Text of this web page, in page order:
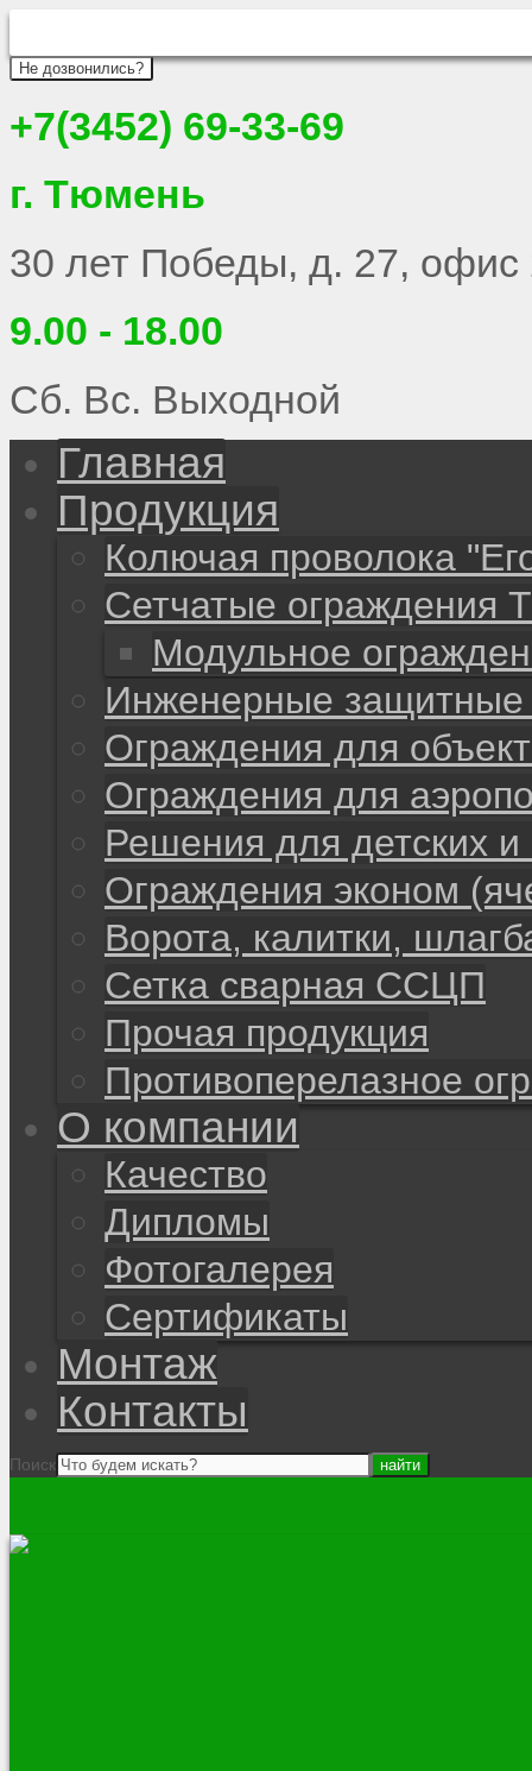
Не дозвонились?
+7(3452) 69-33-69
г. Тюмень
30 лет Победы, д. 27, офис
9.00 - 18.00
Сб. Вс. Выходной
Главная
Продукция
Колючая проволока
Сетчатые ограждения
Модульное
Инженерные защитные
Ограждения для
Ограждения для
Решения для детских
Ограждения эконом
Ворота, калитки,
Сетка сварная ССЦП
Прочая продукция
Противоперелазное
О компании
Качество
Дипломы
Фотогалерея
Сертификаты
Монтаж
Контакты
Поиск